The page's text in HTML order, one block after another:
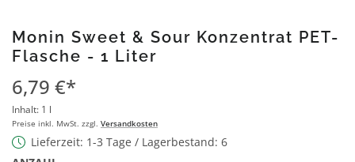
Monin Sweet & Sour Konzentrat PET-
Flasche - 1 Liter
6,79 €*
Inhalt: 1 l
Preise inkl. MwSt. zzgl. Versandkosten
Lieferzeit: 1-3 Tage / Lagerbestand: 6